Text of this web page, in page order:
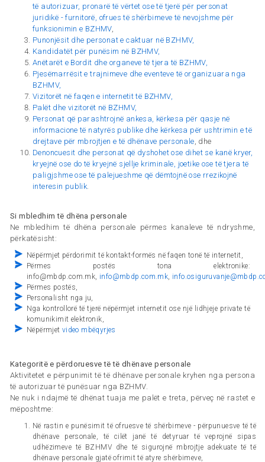
të autorizuar, pronarë të vërtet ose të tjerë për personat
juridikë - furnitorë, ofrues të shërbimeve të nevojshme për
funksionimin e BZHMV,
Punonjësit dhe personat e caktuar në BZHMV,
Kandidatët për punësim në BZHMV,
Anëtarët e Bordit dhe organeve të tjera të BZHMV,
Pjesëmarrësit e trajnimeve dhe eventeve të organizuara nga
BZHMV,
Vizitorët në faqen e internetit të BZHMV,
Palët dhe vizitorët në BZHMV,
Personat që parashtrojnë ankesa, kërkesa për qasje në
informacione të natyrës publike dhe kërkesa për ushtrimin e të
drejtave për mbrojtjen e të dhënave personale , dhe
Denoncuesit dhe personat që dyshohet ose dihet se kanë kryer,
kryejnë ose do të kryejnë sjellje kriminale, joetike ose të tjera të
paligjshme ose të palejueshme që dëmtojnë ose rrezikojnë
interesin publik
Si mbledhim të dhëna personale
Ne mbledhim të dhëna personale përmes kanaleve të ndryshme,
përkatësisht:
Nëpërmjet përdorimit të kontakt-formës në faqen tonë të internetit,
Përmes postës tona elektronike:
info@mbdp.com.mk, info@mbdp.com.mk
Përmes postës,
Personalisht nga ju,
Nga kontrollorë të tjerë nëpërmjet internetit ose një lidhjeje private të
komunikimit elektronik,
Nëpërmjet video mbëqyrjes
Kategoritë e përdoruesve të të dhënave personale
Aktivitetet e përpunimit të të dhënave personale kryhen nga persona
të autorizuar të punësuar nga BZHMV.
Ne nuk i ndajmë të dhënat tuaja me palët e treta, përveç në rastet e
mëposhtme:
Në rastin e punësimit të ofruesve të shërbimeve - përpunuesve të të
dhënave personale, të cilët janë të detyruar të veprojnë sipas
udhëzimeve të BZHMV dhe të sigurojnë mbrojtje adekuate të të
dhënave personale gjatë ofrimit të atyre shërbimeve,